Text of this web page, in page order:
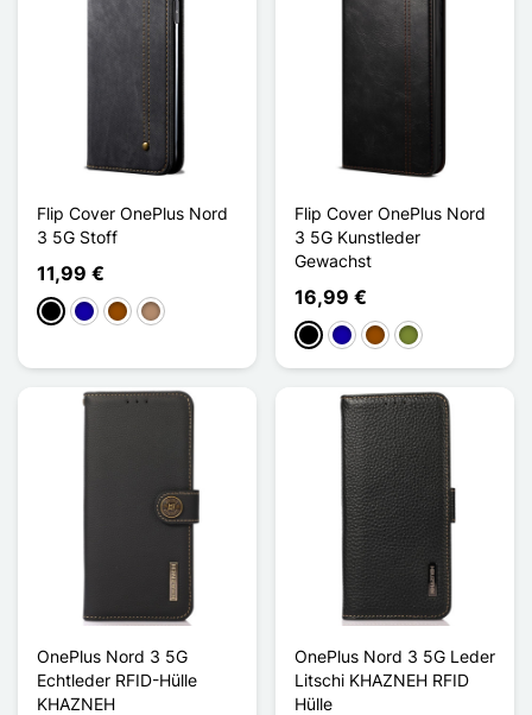
Flip Cover OnePlus Nord
3 5G Stoff
11,99 €
SchwarzDunkelblau
BraunTaupe
Flip Cover OnePlus Nord
3 5G Kunstleder
Gewachst
16,99 €
SchwarzDunkelblau
BraunKhaki
OnePlus Nord 3 5G
Echtleder RFID-Hülle
KHAZNEH
OnePlus Nord 3 5G Leder
Litschi KHAZNEH RFID
Hülle